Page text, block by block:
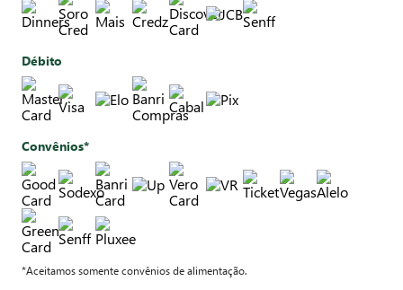
Débito
Convênios*
*Aceitamos somente convênios de alimentação.